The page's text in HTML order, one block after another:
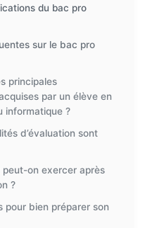
du bac pro
sur le bac pro
principales
par un élève en
informatique ?
d’évaluation sont
peut-on exercer après
?
pour bien préparer son